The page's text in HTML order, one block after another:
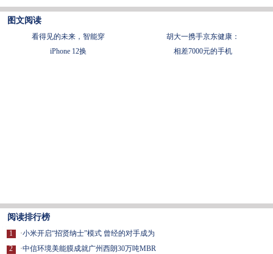
图文阅读
看得见的未来，智能穿
胡大一携手京东健康：
iPhone 12换
相差7000元的手机
阅读排行榜
1
2
·小米开启“招贤纳士”模式 曾经的对手成为
·中信环境美能膜成就广州西朗30万吨MBR